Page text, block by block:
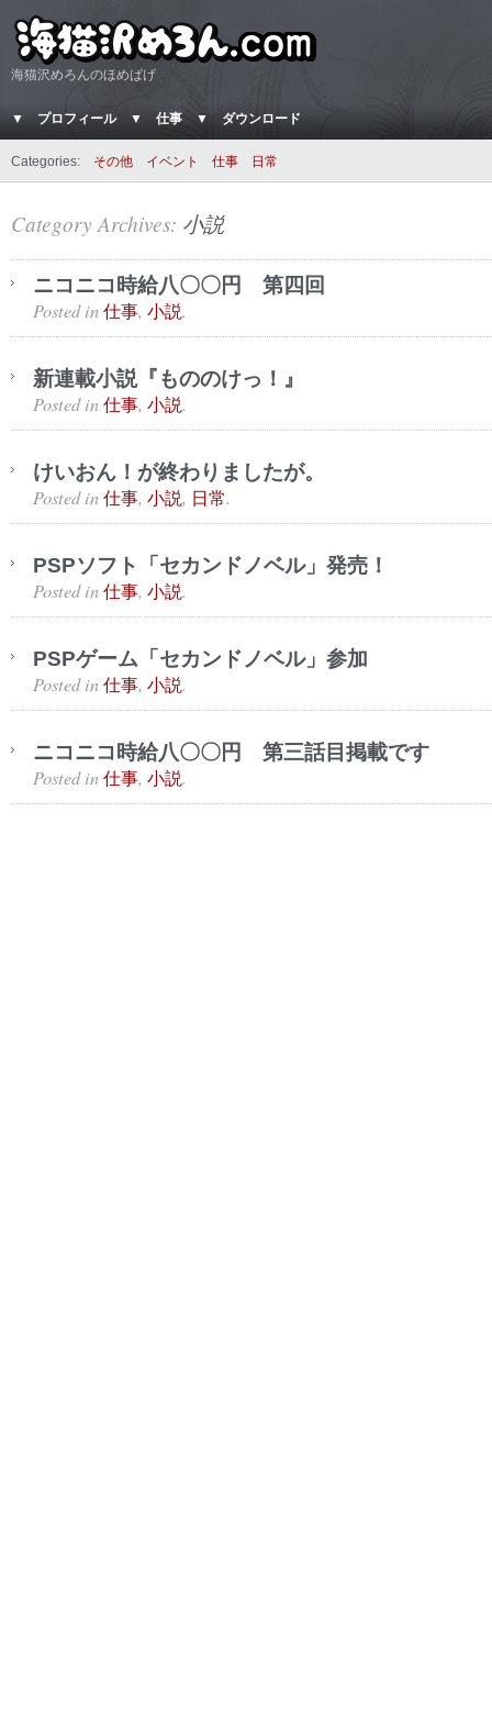
海猫沢めろんのほめぱげ
▼ プロフィール ▼ 仕事 ▼ ダウンロード
Categories: その他 イベント 仕事 日常
Category Archives: 小説
ニコニコ時給八〇〇円 第四回
Posted in 仕事, 小説.
新連載小説『もののけっ！』
Posted in 仕事, 小説.
けいおん！が終わりましたが。
Posted in 仕事, 小説, 日常.
PSPソフト「セカンドノベル」発売！
Posted in 仕事, 小説.
PSPゲーム「セカンドノベル」参加
Posted in 仕事, 小説.
ニコニコ時給八〇〇円 第三話目掲載です
Posted in 仕事, 小説.